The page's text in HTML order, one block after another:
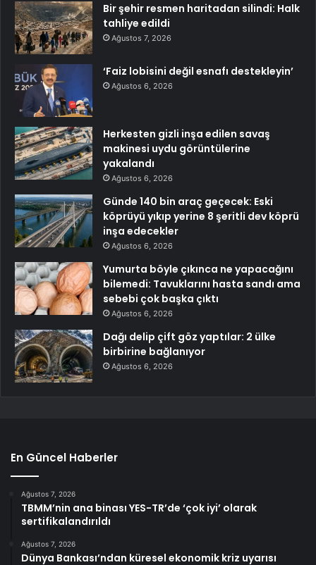
Bir şehir resmen haritadan silindi: Halk
tahliye edildi
Ağustos 7, 2026
‘Faiz lobisini değil esnafı destekleyin’
Ağustos 6, 2026
Herkesten gizli inşa edilen savaş
makinesi uydu görüntülerine
yakalandı
Ağustos 6, 2026
Günde 140 bin araç geçecek: Eski
köprüyü yıkıp yerine 8 şeritli dev köprü
inşa edecekler
Ağustos 6, 2026
Yumurta böyle çıkınca ne yapacağını
bilemedi: Tavuklarını hasta sandı ama
sebebi çok başka çıktı
Ağustos 6, 2026
Dağı delip çift göz yaptılar: 2 ülke
birbirine bağlanıyor
Ağustos 6, 2026
En Güncel Haberler
Ağustos 7, 2026
TBMM’nin ana binası YES-TR’de ‘çok iyi’ olarak
sertifikalandırıldı
Ağustos 7, 2026
Dünya Bankası’ndan küresel ekonomik kriz uyarısı